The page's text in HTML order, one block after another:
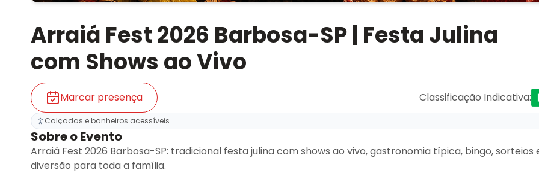
Arraiá Fest 2026 Barbosa-SP | Festa Julina
com Shows ao Vivo
Marcar presença Classificação Indicativa:
Calçadas e banheiros acessíveis
Sobre o Evento
Arraiá Fest 2026 Barbosa-SP: tradicional festa julina com shows ao vivo, gastronomia típica, bingo, sorteios
diversão para toda a família.